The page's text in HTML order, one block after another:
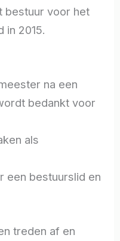
bestuur voor het
in 2015.
na een
bedankt voor
als
een bestuurslid en
treden af en